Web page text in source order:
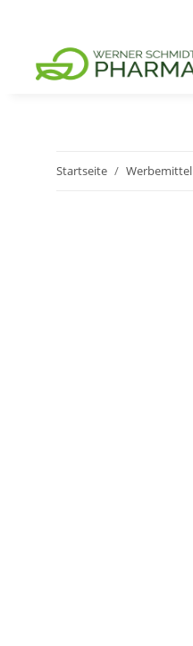
Startseite Werbemittel